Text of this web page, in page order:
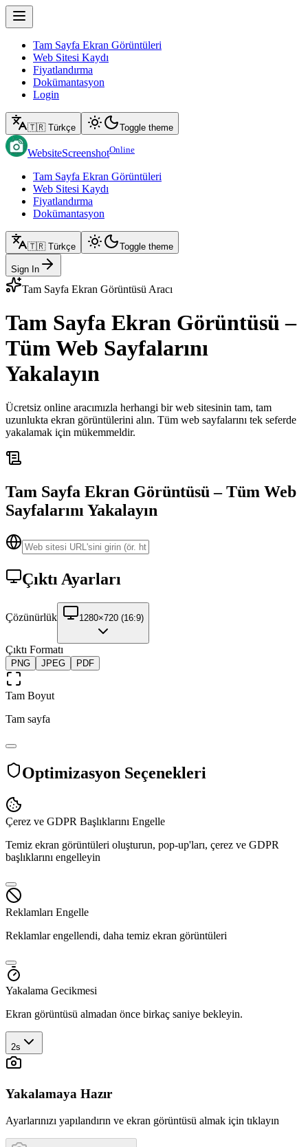
Tam Sayfa Ekran Görüntüleri
Web Sitesi Kaydı
Fiyatlandırma
Dokümantasyon
Login
🇹🇷 Türkçe Toggle theme
WebsiteScreenshotOnline
Tam Sayfa Ekran Görüntüleri
Web Sitesi Kaydı
Fiyatlandırma
Dokümantasyon
🇹🇷 Türkçe Toggle theme
Sign In
Tam Sayfa Ekran Görüntüsü Aracı
Tam Sayfa Ekran Görüntüsü –
Tüm Web Sayfalarını
Yakalayın
Ücretsiz online aracımızla herhangi bir web sitesinin tam, tam
uzunlukta ekran görüntülerini alın. Tüm web sayfalarını tek seferde
yakalamak için mükemmeldir.
Tam Sayfa Ekran Görüntüsü – Tüm Web
Sayfalarını Yakalayın
Çıktı Ayarları
Çözünürlük 1280×720 (16:9)
Çıktı Formatı
PNG JPEG PDF
Tam Boyut
Tam sayfa
Optimizasyon Seçenekleri
Çerez ve GDPR Başlıklarını Engelle
Temiz ekran görüntüleri oluşturun, pop-up'ları, çerez ve GDPR
başlıklarını engelleyin
Reklamları Engelle
Reklamlar engellendi, daha temiz ekran görüntüleri
Yakalama Gecikmesi
Ekran görüntüsü almadan önce birkaç saniye bekleyin.
2s
Yakalamaya Hazır
Ayarlarınızı yapılandırın ve ekran görüntüsü almak için tıklayın